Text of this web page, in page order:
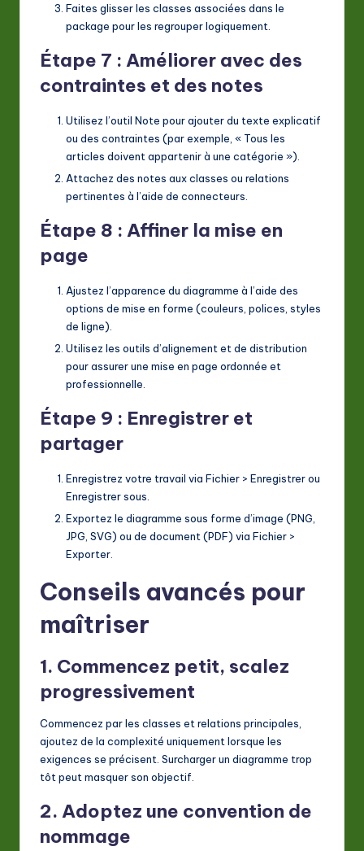
Faites glisser les classes associées dans le
package pour les regrouper logiquement.
Étape 7 : Améliorer avec des
contraintes et des notes
Utilisez l’outil Note pour ajouter du texte explicatif
ou des contraintes (par exemple, « Tous les
articles doivent appartenir à une catégorie »).
Attachez des notes aux classes ou relations
pertinentes à l’aide de connecteurs.
Étape 8 : Affiner la mise en
page
Ajustez l’apparence du diagramme à l’aide des
options de mise en forme (couleurs, polices, styles
de ligne).
Utilisez les outils d’alignement et de distribution
pour assurer une mise en page ordonnée et
professionnelle.
Étape 9 : Enregistrer et
partager
Enregistrez votre travail via Fichier > Enregistrerou
Enregistrer sous.
Exportez le diagramme sous forme d’image (PNG,
JPG, SVG) ou de document (PDF) via Fichier >
Exporter.
Conseils avancés pour
maîtriser
1. Commencez petit, scalez
progressivement
Commencez par les classes et relations principales,
ajoutez de la complexité uniquement lorsque les
exigences se précisent. Surcharger un diagramme trop
tôt peut masquer son objectif.
2. Adoptez une convention de
nommage